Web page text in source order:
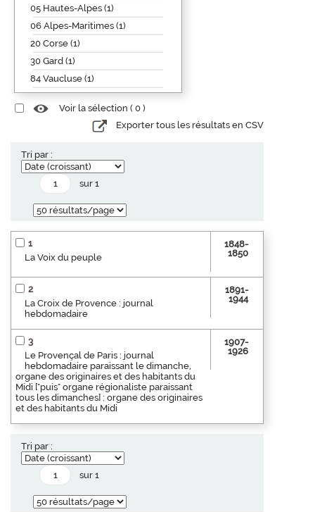
05 Hautes-Alpes (1)
06 Alpes-Maritimes (1)
20 Corse (1)
30 Gard (1)
84 Vaucluse (1)
Voir la sélection ( 0 )
Exporter tous les résultats en CSV
Tri par :
sur 1
1
La Voix du peuple
1848-
1850
2
La Croix de Provence : journal
hebdomadaire
1891-
1944
3
Le Provençal de Paris : journal
hebdomadaire paraissant le dimanche,
organe des originaires et des habitants du
Midi ["puis" organe régionaliste paraissant
tous les dimanches] : organe des originaires
et des habitants du Midi
1907-
1926
Tri par :
sur 1